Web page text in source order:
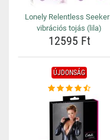
Lonely Relentless
vibrációs tojás (lila)
12595 Ft
ÚJDONSÁG